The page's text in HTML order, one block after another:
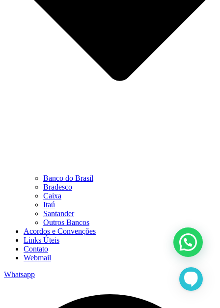
Banco do Brasil
Bradesco
Caixa
Itaú
Santander
Outros Bancos
Acordos e Convenções
Links Úteis
Contato
Webmail
Whatsapp